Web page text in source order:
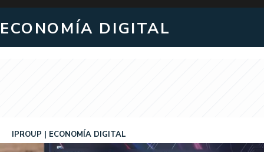
ECONOMÍA DIGITAL
IPROUP ECONOMÍA DIGITAL